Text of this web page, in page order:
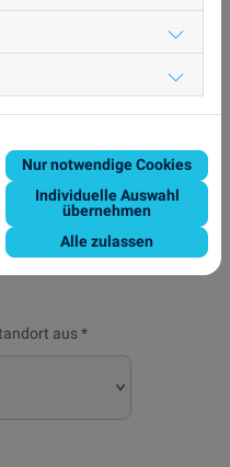
Scheibe
an uns
aus *
Nur notwendige Cookies
Individuelle Auswahl
übernehmen
Alle zulassen